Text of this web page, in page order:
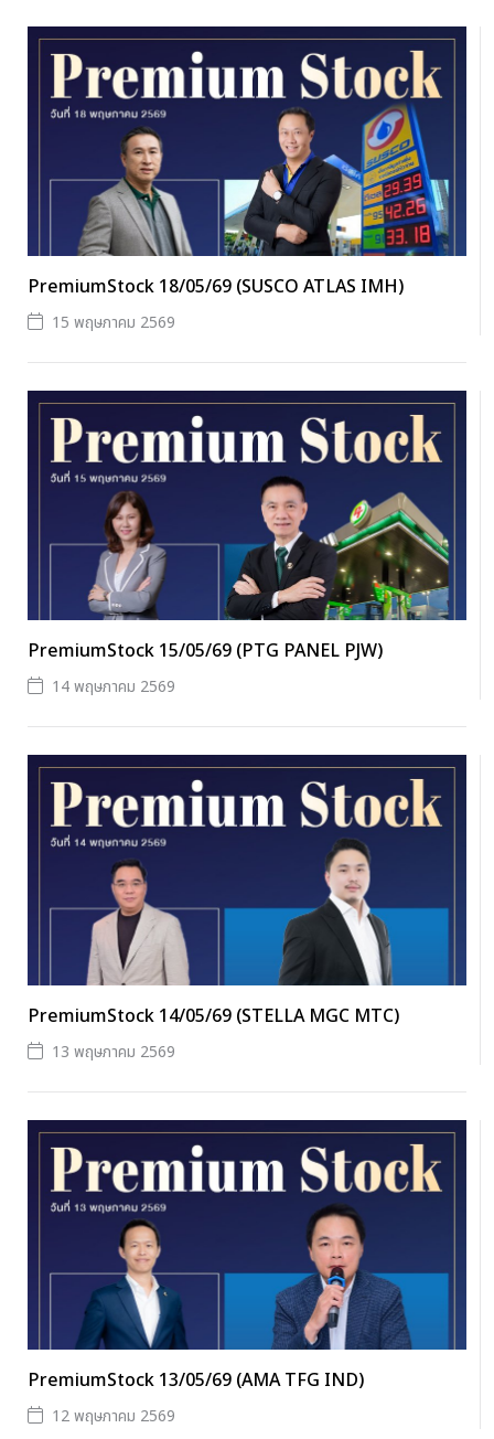
PremiumStock 18/05/69 (SUSCO ATLAS IMH)
15 พฤษภาคม 2569
PremiumStock 15/05/69 (PTG PANEL PJW)
14 พฤษภาคม 2569
PremiumStock 14/05/69 (STELLA MGC MTC)
13 พฤษภาคม 2569
PremiumStock 13/05/69 (AMA TFG IND)
12 พฤษภาคม 2569